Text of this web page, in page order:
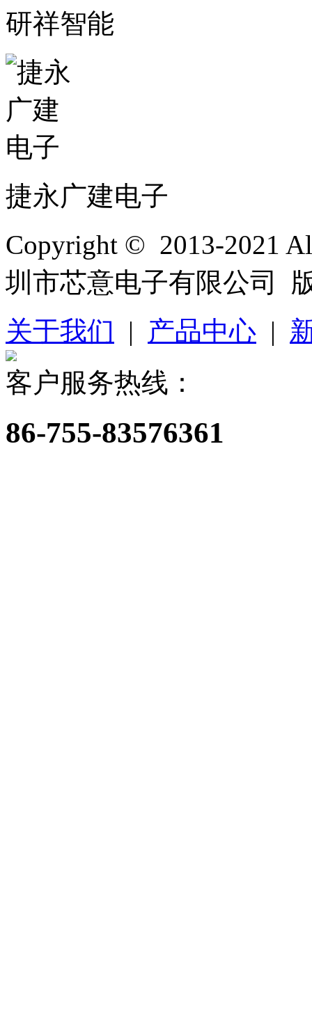
研祥智能
捷永广建电子
Copyright © 2013-2021
圳市芯意电子有限公司
关于我们 | 产品中心 |
客户服务热线：
86-755-83576361